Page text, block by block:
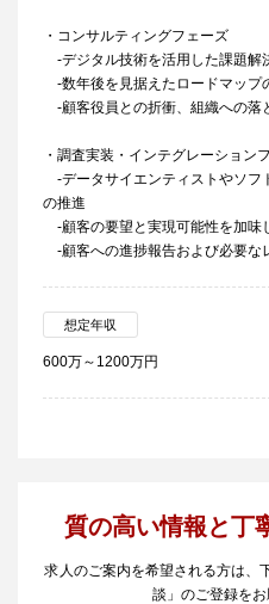
・コンサルティングフェーズ
-デジタル技術を活用した課題解
-数年後を見据えたロードマップ
-顧客役員との折衝、組織への落
・調査実装・インテグレーション
-データサイエンティストやソフ
の推進
-顧客の要望と実現可能性を加味
-顧客への進捗報告および必要な
想定年収
600万～1200万円
質の高い情報と丁
求人のご案内を希望される方は、
談」のご登録をお